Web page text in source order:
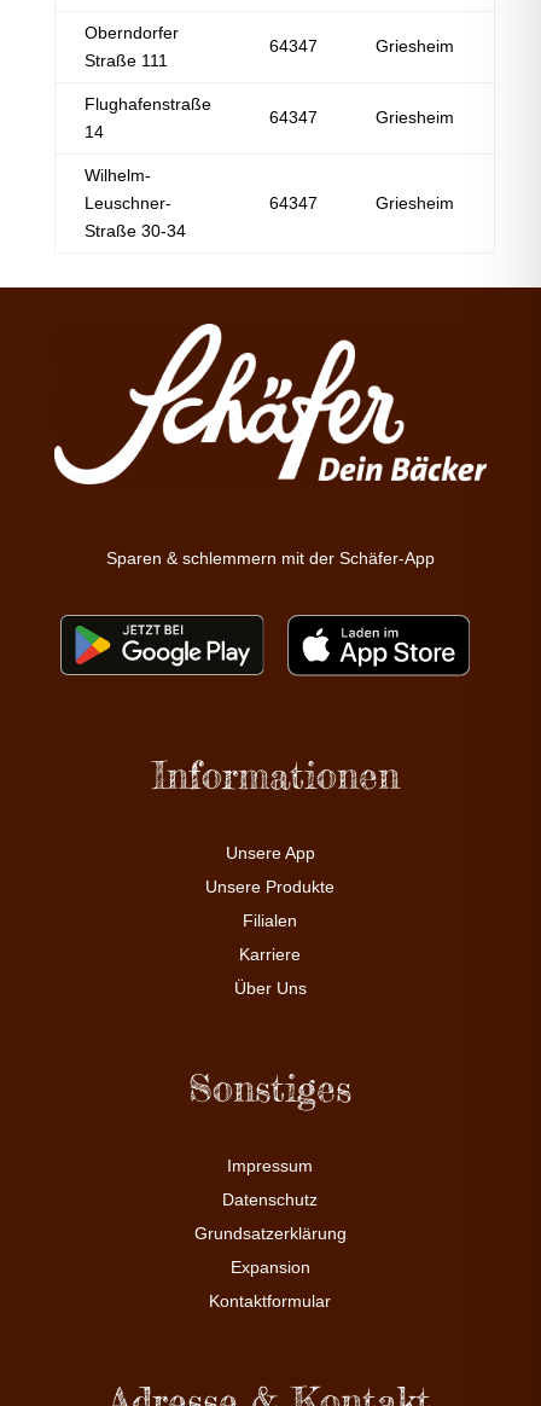
Oberndorfer
Straße 111
64347 Griesheim
Flughafenstraße
14
64347 Griesheim
Wilhelm-
Leuschner-
Straße 30-34
64347 Griesheim
Sparen & schlemmern mit der Schäfer-App
Informationen
Unsere App
Unsere Produkte
Filialen
Karriere
Über Uns
Sonstiges
Impressum
Datenschutz
Grundsatzerklärung
Expansion
Kontaktformular